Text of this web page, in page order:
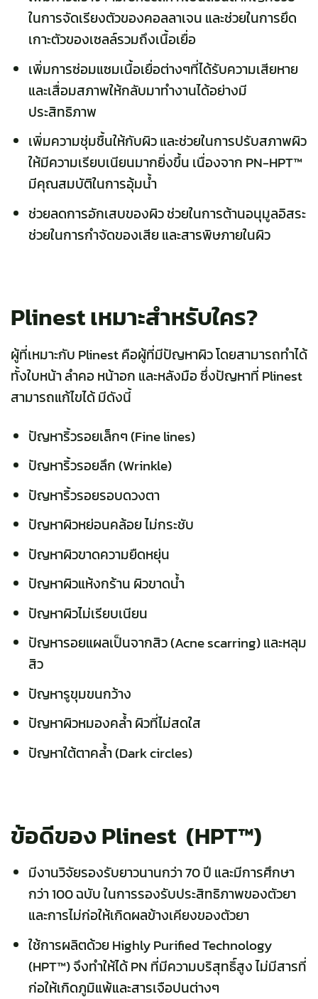
ในการจัดเรียงตัวของคอลลาเจน และช่วยในการยึด
เกาะตัวของเซลล์รวมถึงเนื้อเยื่อ
เพิ่มการซ่อมแซมเนื้อเยื่อต่างๆที่ได้รับความเสียหาย
และเสื่อมสภาพให้กลับมาทำงานได้อย่างมี
ประสิทธิภาพ
เพิ่มความชุ่มชื้นให้กับผิว และช่วยในการปรับสภาพผิว
ให้มีความเรียบเนียนมากยิ่งขึ้น เนื่องจาก PN-HPT™
มีคุณสมบัติในการอุ้มน้ำ
ช่วยลดการอักเสบของผิว ช่วยในการต้านอนุมูลอิสระ
ช่วยในการกำจัดของเสีย และสารพิษภายในผิว
Plinest เหมาะสำหรับใคร?
ผู้ที่เหมาะกับ Plinest คือผู้ที่มีปัญหาผิว โดยสามารถทำได้
ทั้งใบหน้า ลำคอ หน้าอก และหลังมือ ซึ่งปัญหาที่ Plinest
สามารถแก้ไขได้ มีดังนี้
ปัญหาริ้วรอยเล็กๆ (Fine lines)
ปัญหาริ้วรอยลึก (Wrinkle)
ปัญหาริ้วรอยรอบดวงตา
ปัญหาผิวหย่อนคล้อย ไม่กระชับ
ปัญหาผิวขาดความยืดหยุ่น
ปัญหาผิวแห้งกร้าน ผิวขาดน้ำ
ปัญหาผิวไม่เรียบเนียน
ปัญหารอยแผลเป็นจากสิว (Acne scarring) และหลุม
สิว
ปัญหารูขุมขนกว้าง
ปัญหาผิวหมองคล้ำ ผิวที่ไม่สดใส
ปัญหาใต้ตาคล้ำ (Dark circles)
ข้อดีของ Plinest (HPT™)
มีงานวิจัยรองรับยาวนานกว่า 70 ปี และมีการศึกษา
กว่า 100 ฉบับ ในการรองรับประสิทธิภาพของตัวยา
และการไม่ก่อให้เกิดผลข้างเคียงของตัวยา
ใช้การผลิตด้วย Highly Purified Technology
(HPT™) จึงทำให้ได้ PN ที่มีความบริสุทธิ์สูง ไม่มีสารที่
ก่อให้เกิดภูมิแพ้และสารเจือปนต่างๆ